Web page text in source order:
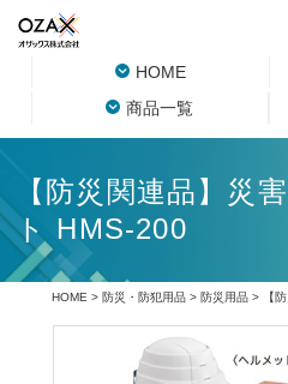
HOME
商品一覧
【防災関連品】災
ト HMS-200
HOME > 防災・防犯用品> 防災用品> 【防